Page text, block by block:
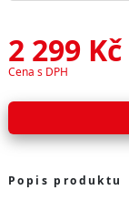
2 299 Kč
Cena s DPH
Popis produktu